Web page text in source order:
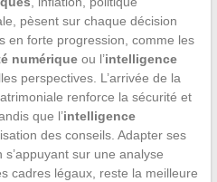
pèsent sur chaque décision
en forte progression, comme les
numériqueou l’intelligence
perspectives. L’arrivée de la
renforce la sécurité et
que l’intelligence
des conseils. Adapter ses
sur une analyse
cadres légaux, reste la meilleure